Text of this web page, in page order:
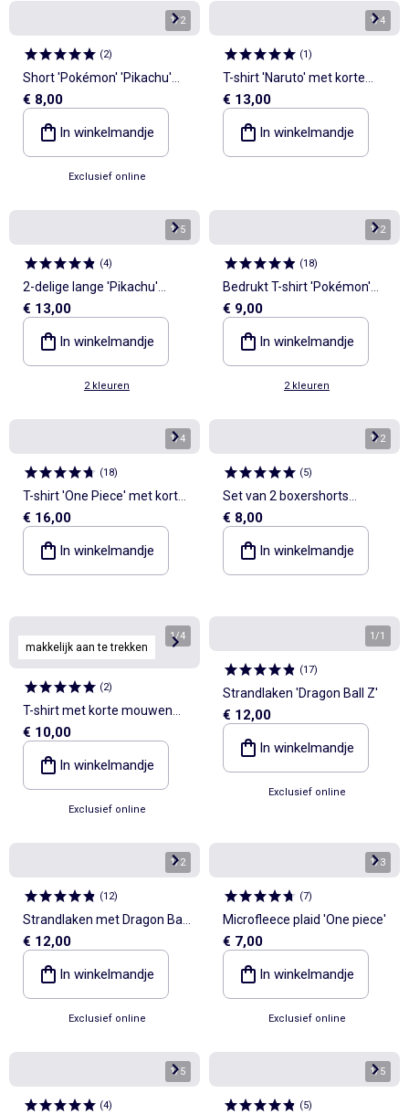
1/2
(2)
Short 'Pokémon' 'Pikachu'
van katoen
€ 8,00
In winkelmandje
Exclusief online
1/4
(1)
T-shirt 'Naruto' met korte
mouwen
€ 13,00
In winkelmandje
1/5
(4)
2-delige lange 'Pikachu'
'Pokémon' pyjamaset
€ 13,00
In winkelmandje
2 kleuren
1/2
(18)
Bedrukt T-shirt 'Pokémon'
met korte mouwen
€ 9,00
In winkelmandje
2 kleuren
1/4
(18)
T-shirt 'One Piece' met korte
mouwen
€ 16,00
In winkelmandje
1/2
(5)
Set van 2 boxershorts
'Pokémon'
€ 8,00
In winkelmandje
makkelijk aan te trekken
1/4
(2)
T-shirt met korte mouwen
met 'Luffy - One Piece'-print
€ 10,00
In winkelmandje
Exclusief online
1 /1
(17)
Strandlaken 'Dragon Ball Z'
€ 12,00
In winkelmandje
Exclusief online
1/2
(12)
Strandlaken met Dragon Ball
Z-print
€ 12,00
In winkelmandje
Exclusief online
1/3
(7)
Microfleece plaid 'One piece'
€ 7,00
In winkelmandje
Exclusief online
1/5
(4)
1/5
(5)